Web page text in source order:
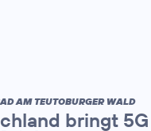
AM TEUTOBURGER WALD
bringt 5G